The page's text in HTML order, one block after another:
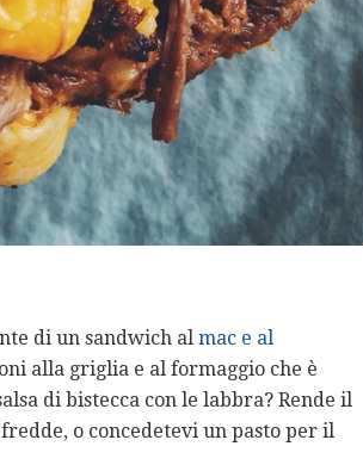
di un sandwich al mac e al
alla griglia e al formaggio che è
di bistecca con le labbra? Rende il
o concedetevi un pasto per il